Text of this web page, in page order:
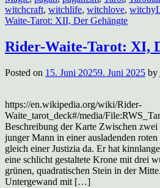
witchcraft, witchlife, witchlove, witchy
Waite-Tarot: XII, Der Gehängte
Rider-Waite-Tarot: XI,
Posted on 15. Juni 20259. Juni 2025 by
https://en.wikipedia.org/wiki/Rider-
Waite_tarot_deck#/media/
Beschreibung der Karte Zwischen zwei
junger Mann in einer ausladenden
gleich einer Justizia da. Er hat
eine schlicht gestaltete Krone mit drei
grünen, quadratischen Stein in der
Untergewand mit […]